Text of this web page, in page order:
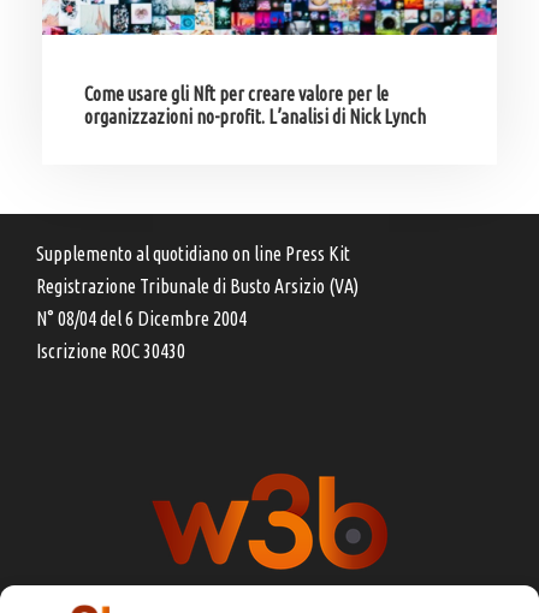
Come usare gli Nft per creare valore per le
organizzazioni no-profit. L’analisi di Nick Lynch
Supplemento al quotidiano on line Press Kit
Registrazione Tribunale di Busto Arsizio (VA)
N° 08/04 del 6 Dicembre 2004
Iscrizione ROC 30430